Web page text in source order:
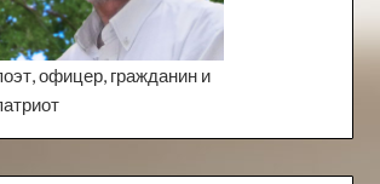
офицер, гражданин и